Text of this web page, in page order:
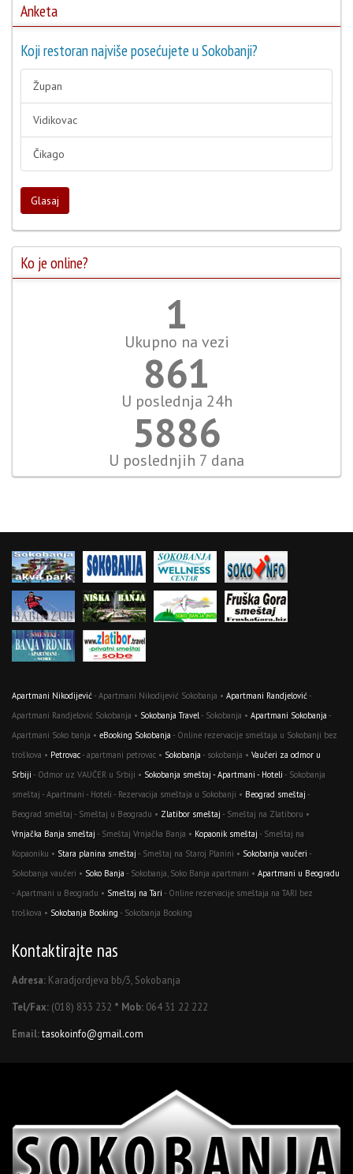
Anketa
Koji restoran najviše posećujete u Sokobanji?
Župan
Vidikovac
Čikago
Glasaj
Ko je online?
1
Ukupno na vezi
993
U poslednja 24h
6792
U poslednjih 7 dana
Apartmani Nikodijević- Apartmani Nikodijević Sokobanja • Apartmani Randjelović-
Apartmani Randjelović Sokobanja • Sokobanja Travel - Sokobanja • Apartmani Sokobanja -
Apartmani Soko banja • eBooking Sokobanja - Online rezervacije smeštaja u Sokobanji bez
troškova • Petrovac- apartmani petrovac • Sokobanja - sokobanja • Vaučeri za odmor u
Srbiji - Odmor uz VAUČER u Srbiji • Sokobanja smeštaj - Apartmani - Hoteli - Sokobanja
smeštaj - Apartmani - Hoteli - Rezervacija smeštaja u Sokobanji • Beograd smeštaj -
Beograd smeštaj - Smeštaj u Beogradu • Zlatibor smeštaj - Smeštaj na Zlatiboru •
Vrnjačka Banja smeštaj - Smeštaj Vrnjačka Banja • Kopaonik smeštaj - Smeštaj na
Kopaoniku • Stara planina smeštaj - Smeštaj na Staroj Planini • Sokobanja vaučeri -
Sokobanja vaučeri • Soko Banja - Sokobanja, Soko Banja apartmani • Apartmani u Beogradu
- Apartmani u Beogradu • Smeštaj na Tari - Online rezervacije smeštaja na TARI bez
troškova • Sokobanja Booking - Sokobanja Booking
Kontaktirajte nas
Adresa: Karadjordjeva bb/3, Sokobanja
Tel/Fax: (018) 833 232 * Mob: 064 31 22 222
Email:tasokoinfo@gmail.com